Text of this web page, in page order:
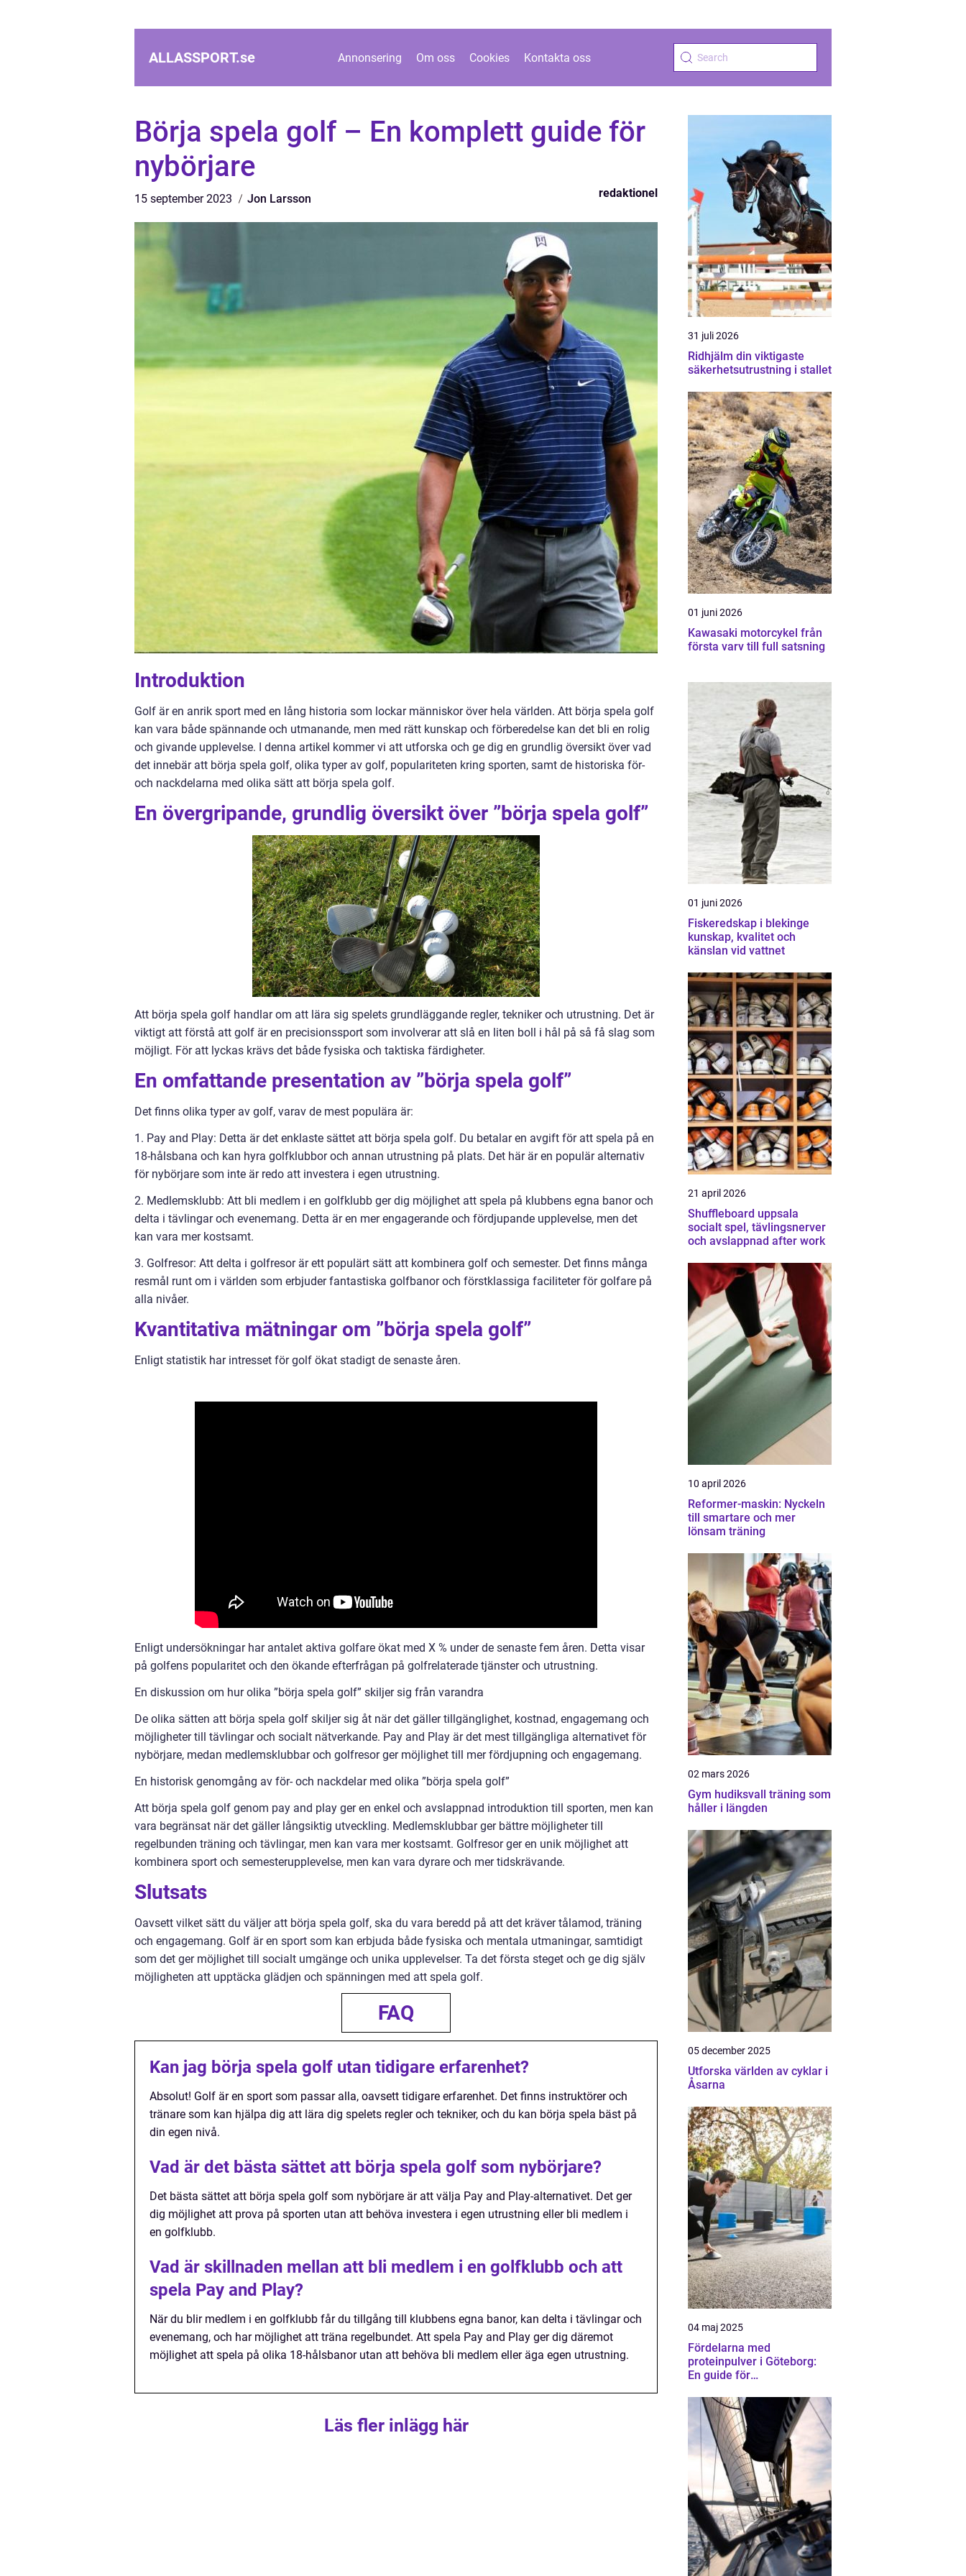
ALLASSPORT.se Annonsering Om oss Cookies Kontakta oss
Börja spela golf – En komplett guide för
nybörjare
15 september 2023 Jon Larsson redaktionel
Introduktion
Golf är en anrik sport med en lång historia som lockar människor över hela världen. Att börja spela golf
kan vara både spännande och utmanande, men med rätt kunskap och förberedelse kan det bli en rolig
och givande upplevelse. I denna artikel kommer vi att utforska och ge dig en grundlig översikt över vad
det innebär att börja spela golf, olika typer av golf, populariteten kring sporten, samt de historiska för-
och nackdelarna med olika sätt att börja spela golf.
En övergripande, grundlig översikt över ”börja spela golf”
Att börja spela golf handlar om att lära sig spelets grundläggande regler, tekniker och utrustning. Det är
viktigt att förstå att golf är en precisionssport som involverar att slå en liten boll i hål på så få slag som
möjligt. För att lyckas krävs det både fysiska och taktiska färdigheter.
En omfattande presentation av ”börja spela golf”
Det finns olika typer av golf, varav de mest populära är:
1. Pay and Play: Detta är det enklaste sättet att börja spela golf. Du betalar en avgift för att spela på en
18-hålsbana och kan hyra golfklubbor och annan utrustning på plats. Det här är en populär alternativ
för nybörjare som inte är redo att investera i egen utrustning.
2. Medlemsklubb: Att bli medlem i en golfklubb ger dig möjlighet att spela på klubbens egna banor och
delta i tävlingar och evenemang. Detta är en mer engagerande och fördjupande upplevelse, men det
kan vara mer kostsamt.
3. Golfresor: Att delta i golfresor är ett populärt sätt att kombinera golf och semester. Det finns många
resmål runt om i världen som erbjuder fantastiska golfbanor och förstklassiga faciliteter för golfare på
alla nivåer.
Kvantitativa mätningar om ”börja spela golf”
Enligt statistik har intresset för golf ökat stadigt de senaste åren.
Enligt undersökningar har antalet aktiva golfare ökat med X % under de senaste fem åren. Detta visar
på golfens popularitet och den ökande efterfrågan på golfrelaterade tjänster och utrustning.
En diskussion om hur olika ”börja spela golf” skiljer sig från varandra
De olika sätten att börja spela golf skiljer sig åt när det gäller tillgänglighet, kostnad, engagemang och
möjligheter till tävlingar och socialt nätverkande. Pay and Play är det mest tillgängliga alternativet för
nybörjare, medan medlemsklubbar och golfresor ger möjlighet till mer fördjupning och engagemang.
En historisk genomgång av för- och nackdelar med olika ”börja spela golf”
Att börja spela golf genom pay and play ger en enkel och avslappnad introduktion till sporten, men kan
vara begränsat när det gäller långsiktig utveckling. Medlemsklubbar ger bättre möjligheter till
regelbunden träning och tävlingar, men kan vara mer kostsamt. Golfresor ger en unik möjlighet att
kombinera sport och semesterupplevelse, men kan vara dyrare och mer tidskrävande.
Slutsats
Oavsett vilket sätt du väljer att börja spela golf, ska du vara beredd på att det kräver tålamod, träning
och engagemang. Golf är en sport som kan erbjuda både fysiska och mentala utmaningar, samtidigt
som det ger möjlighet till socialt umgänge och unika upplevelser. Ta det första steget och ge dig själv
möjligheten att upptäcka glädjen och spänningen med att spela golf.
FAQ
Kan jag börja spela golf utan tidigare erfarenhet?
Absolut! Golf är en sport som passar alla, oavsett tidigare erfarenhet. Det finns instruktörer och
tränare som kan hjälpa dig att lära dig spelets regler och tekniker, och du kan börja spela bäst på
din egen nivå.
Vad är det bästa sättet att börja spela golf som nybörjare?
Det bästa sättet att börja spela golf som nybörjare är att välja Pay and Play-alternativet. Det ger
dig möjlighet att prova på sporten utan att behöva investera i egen utrustning eller bli medlem i
en golfklubb.
Vad är skillnaden mellan att bli medlem i en golfklubb och att
spela Pay and Play?
När du blir medlem i en golfklubb får du tillgång till klubbens egna banor, kan delta i tävlingar och
evenemang, och har möjlighet att träna regelbundet. Att spela Pay and Play ger dig däremot
möjlighet att spela på olika 18-hålsbanor utan att behöva bli medlem eller äga egen utrustning.
Läs fler inlägg här
31 juli 2026
Ridhjälm din viktigaste
säkerhetsutrustning i stallet
01 juni 2026
Kawasaki motorcykel från
första varv till full satsning
01 juni 2026
Fiskeredskap i blekinge
kunskap, kvalitet och
känslan vid vattnet
21 april 2026
Shuffleboard uppsala
socialt spel, tävlingsnerver
och avslappnad after work
10 april 2026
Reformer-maskin: Nyckeln
till smartare och mer
lönsam träning
02 mars 2026
Gym hudiksvall träning som
håller i längden
05 december 2025
Utforska världen av cyklar i
Åsarna
04 maj 2025
Fördelarna med
proteinpulver i Göteborg:
En guide för